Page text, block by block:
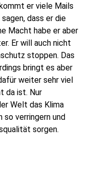
er viele Mails
dass er die
Macht habe er aber
Er will auch nicht
stoppen. Das
bringt es aber
weiter sehr viel
da ist. Nur
Welt das Klima
verringern und
sorgen.